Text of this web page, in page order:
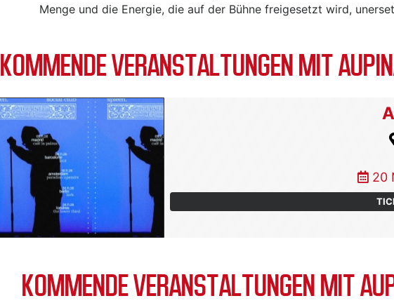
Menge und die Energie, die auf der Bühne freigesetzt wird,
KOMMENDE VERANSTALTUNGEN MIT
20
KOMMENDE VERANSTALTUNGEN MIT